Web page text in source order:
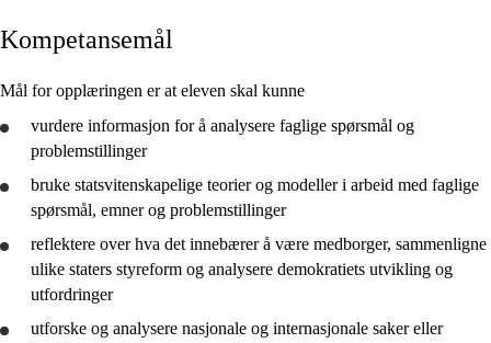
Kjerneelementer
Tverrfaglige temaer
Grunnleggende ferdigheter
Politikk og menneskerettigheter
Kompetansemål
Mål for opplæringen er at eleven skal kunne
vurdere informasjon for å analysere faglige spørsmål og
problemstillinger
bruke statsvitenskapelige teorier og modeller i arbeid med faglige
spørsmål, emner og problemstillinger
reflektere over hva det innebærer å være medborger, sammenligne
ulike staters styreform og analysere demokratiets utvikling og
utfordringer
utforske og analysere nasjonale og internasjonale saker eller